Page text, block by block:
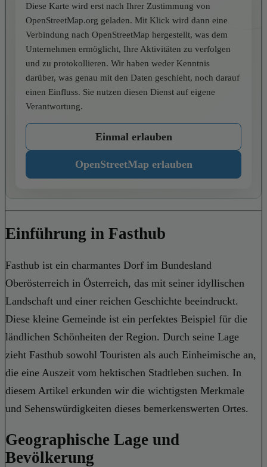
Diese Karte wird erst nach Ihrer Zustimmung von
OpenStreetMap.org geladen. Mit Klick wird dann eine
Verbindung nach OpenStreetMap hergestellt, was dem
Unternehmen ermöglicht, Ihre Aktivitäten zu verfolgen
und zu protokollieren. Wir haben weder Kenntnis
darüber, was genau mit den Daten geschieht, noch darauf
einen Einfluss. Sie nutzen diesen Dienst auf eigene
Verantwortung.
Einmal erlauben
OpenStreetMap erlauben
Einführung in Fasthub
Fasthub ist ein charmantes Dorf im Bundesland
Oberösterreich in Österreich, das mit seiner idyllischen
Landschaft und einer reichen Geschichte beeindruckt.
Diese kleine Gemeinde ist ein perfektes Beispiel für die
ländlichen Schönheiten der Region. Durch seine Lage
zieht Fasthub sowohl Touristen als auch Einheimische an,
die eine Auszeit vom hektischen Stadtleben suchen. In
diesem Artikel erkunden wir die wichtigsten Merkmale
und Sehenswürdigkeiten dieses bemerkenswerten Ortes.
Geographische Lage und
Bevölkerung